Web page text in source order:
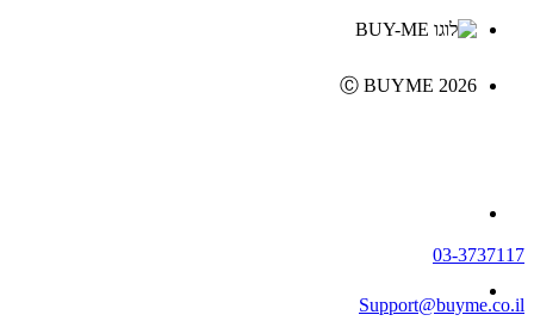
Ⓒ BUYME 2026
03-3737117
Support@buyme.co.il